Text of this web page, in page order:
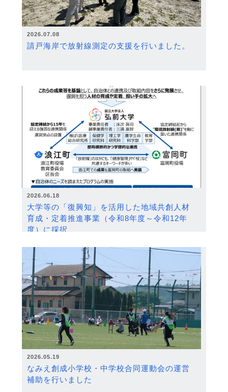
2026.07.08
請戸海岸で放射線測定の支援を行いました。
2026.06.18
大学等の「復興知」を活用した地域共創人材
育成・定着推進事業（令和8年度～令和12年
度）に採択
2026.05.19
なみえ創成小学校・中学校合同運動会の運営
補助を行いました